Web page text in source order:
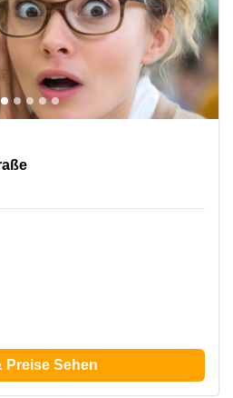
Offenbach
Preise Sehen